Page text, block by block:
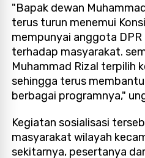
"Bapak dewan
terus turun menemui
mempunyai anggota DPR
terhadap masyarakat.
Muhammad Rizal terpilih
sehingga terus
berbagai programnya,"
Kegiatan sosialisasi
masyarakat wilayah
sekitarnya, pesertanya